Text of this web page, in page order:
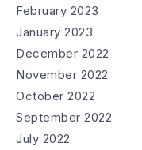
February 2023
January 2023
December 2022
November 2022
October 2022
September 2022
July 2022